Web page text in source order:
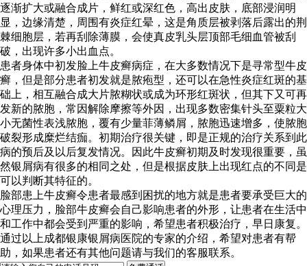
逐渐扩大或融合成片，鲜红或深红色，高出皮肤，底部浸润明
显，边缘清楚，周围有炎症红晕，这是角质层被剥落后露出的荆
棘细胞层，若再刮除薄膜，会使真皮乳头层顶部毛细血管被刮
破，出现许多小出血点。
患者身体中初发脸上牛皮癣病症，在大多数情况下是寻常型牛皮
癣，但是部分患者初发就是脓疱型，还可以在急性炎症红斑的基
础上，相互融合成大片脓糊状或成为环形红斑状，但其下又可再
发新的脓胞，常因解除摩擦等外因，出现多数密集针头至粟粒大
小无菌性表浅脓胞，覆有少量菲薄鳞屑，脓胞迅速增多，使脓胞
破裂形成糜烂结痂。初期治疗很关键，即是正规的治疗关系到此
病的预后及以后复发情况。因此牛皮癣初期及时发现很重要，虽
然银屑病有很多的相同之处，但是根据皮肤上出现红点的不同是
可以判断其特征的。
脸部患上牛皮癣令患者最感到困扰的地方就是患者要承受巨大的
心理压力，脸部牛皮癣会自己影响患者的外形，让患者在生活中
和工作中都会受到严重的影响，希望患者积极治疗，早日康复。
通过以上成都银康银屑病医院的专家的介绍，希望对患者有帮
助，如果患者还有其他问题请与我们的客服联系。